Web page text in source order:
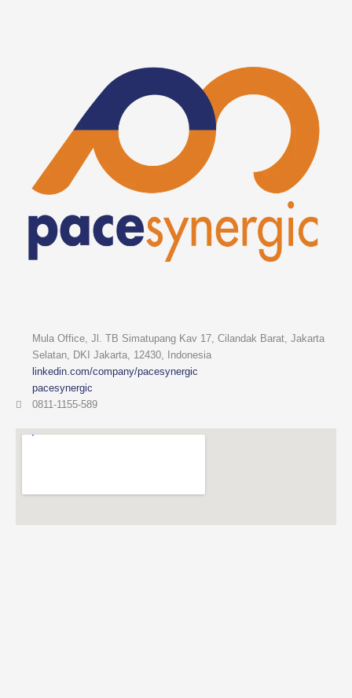
Mula Office, Jl. TB Simatupang Kav 17, Cilandak Barat, Jakarta
Selatan, DKI Jakarta, 12430, Indonesia
linkedin.com/company/pacesynergic
pacesynergic
0811-1155-589